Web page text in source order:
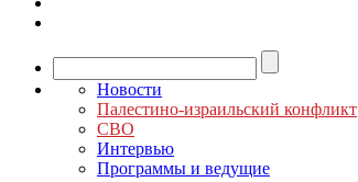
Новости
Палестино-израильский конфликт
СВО
Интервью
Программы и ведущие